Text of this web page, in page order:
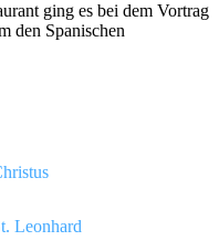
ging es bei dem Vortrag
den Spanischen
Leonhard